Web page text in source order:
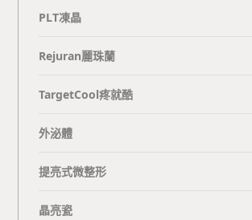
PLT凍晶
Rejuran麗珠蘭
TargetCool疼就酷
外泌體
提亮式微整形
晶亮瓷